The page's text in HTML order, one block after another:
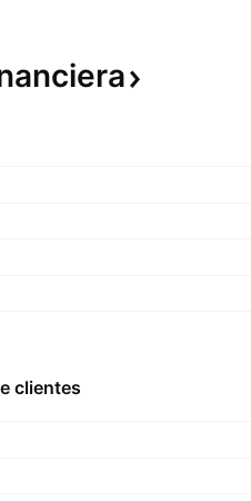
clientes